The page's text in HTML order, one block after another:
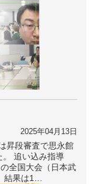
2025年04月13日
昇段審査で思永館
。 追い込み指導
全国大会（日本武
結果は1…